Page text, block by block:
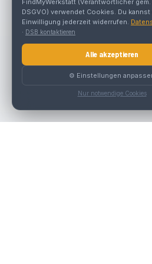
FindMyWerkstatt (Verantwortlicher gem.
DSGVO) verwendet Cookies. Du kannst
Einwilligung jederzeit widerrufen.
· DSB kontaktieren
Alle akzeptieren
⚙️ Einstellungen
Nur notwendige Cookies